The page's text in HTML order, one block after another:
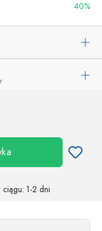
40%
ciągu: 1-2 dni